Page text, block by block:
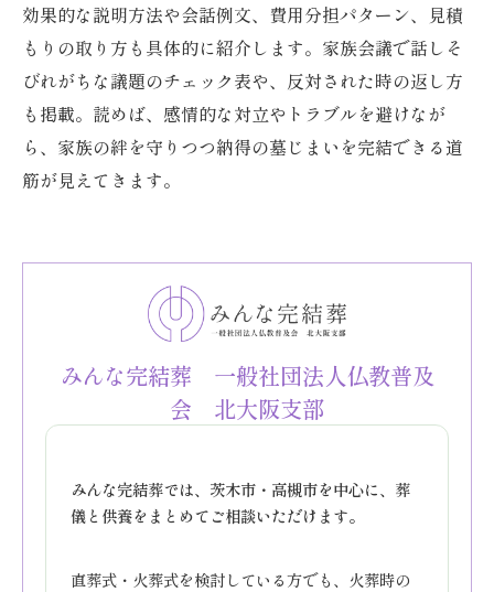
効果的な説明方法や会話例文、費用分担パターン、見積
もりの取り方も具体的に紹介します。家族会議で話しそ
びれがちな議題のチェック表や、反対された時の返し方
も掲載。読めば、感情的な対立やトラブルを避けなが
ら、家族の絆を守りつつ納得の墓じまいを完結できる道
筋が見えてきます。
みんな完結葬 一般社団法人仏教普及
会 北大阪支部
みんな完結葬では、茨木市・高槻市を中心に、葬
儀と供養をまとめてご相談いただけます。
直葬式・火葬式を検討している方でも、火葬時の